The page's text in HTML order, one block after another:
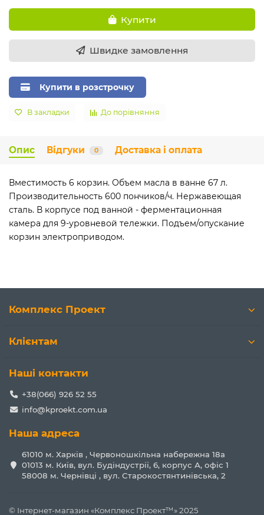
Купити
Швидке замовлення
Купити в розстрочку
В закладки До порівняння
Опис Відгуки 0 Доставка і оплата
Вместимость 6 корзин. Объем масла в ванне 67 л.
Производительность 600 пончиков/ч. Нержавеющая
сталь. В корпусе под ванной - ферментационная
камера для 9-уровневой тележки. Подъем/опускание
корзин электроприводом.
Комплекс Проект
Клієнтам
Наші контакти
+38(066) 926 52 55
info@kproekt.com.ua
Наша адреса
61010 м. Харків , Червоношкільна набережна 18а
01013 м. Київ, вул. Будіндустрії, 6, корпус А, офіс 1
58008 м. Чернівці , вул. Старокостянтинівська, 2
© Інтернет-магазин «Комплекс Проект™» 2025